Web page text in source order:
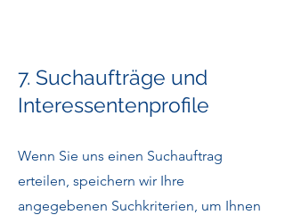
7. Suchaufträge und
Interessentenprofile
Wenn Sie uns einen Suchauftrag
erteilen, speichern wir Ihre
angegebenen Suchkriterien, um Ihnen